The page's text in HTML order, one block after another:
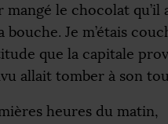
mangé le chocolat qu’il
bouche. Je m’étais
que la capitale
allait tomber à son
heures du matin,